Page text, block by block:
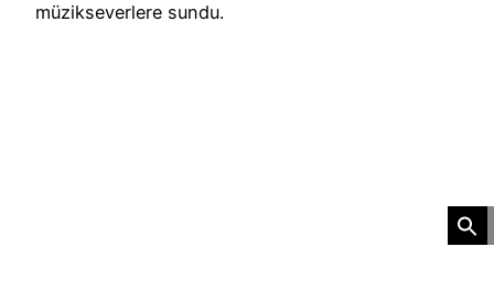
müzikseverlere sundu.